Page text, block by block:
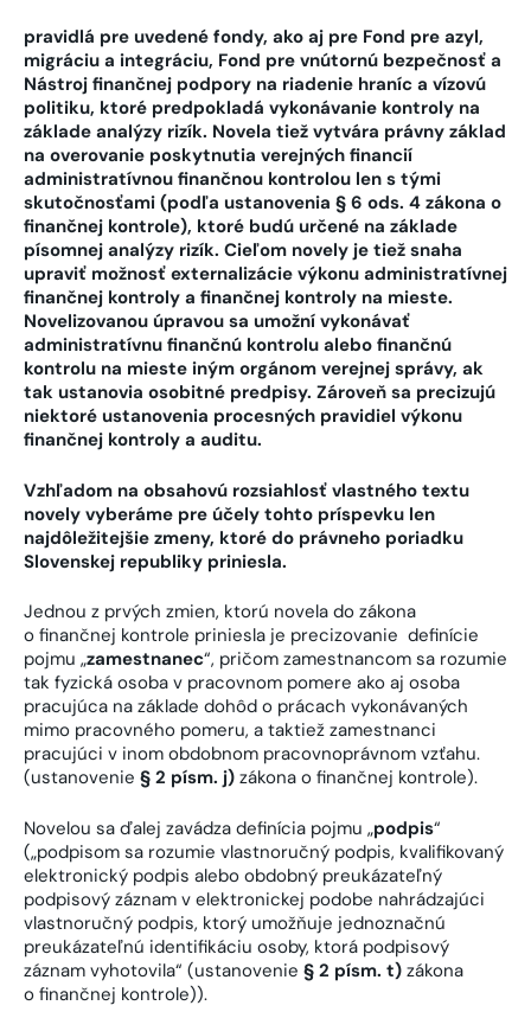
pravidlá pre uvedené fondy, ako aj pre Fond pre azyl,
migráciu a integráciu, Fond pre vnútornú bezpečnosť a
Nástroj finančnej podpory na riadenie hraníc a vízovú
politiku, ktoré predpokladá vykonávanie kontroly na
základe analýzy rizík. Novela tiež vytvára právny základ
na overovanie poskytnutia verejných financií
administratívnou finančnou kontrolou len s tými
skutočnosťami (podľa ustanovenia § 6 ods. 4 zákona o
finančnej kontrole), ktoré budú určené na základe
písomnej analýzy rizík. Cieľom novely je tiež snaha
upraviť možnosť externalizácie výkonu administratívnej
finančnej kontroly a finančnej kontroly na mieste.
Novelizovanou úpravou sa umožní vykonávať
administratívnu finančnú kontrolu alebo finančnú
kontrolu na mieste iným orgánom verejnej správy, ak
tak ustanovia osobitné predpisy. Zároveň sa precizujú
niektoré ustanovenia procesných pravidiel výkonu
finančnej kontroly a auditu.
Vzhľadom na obsahovú rozsiahlosť vlastného textu
novely vyberáme pre účely tohto príspevku len
najdôležitejšie zmeny, ktoré do právneho poriadku
Slovenskej republiky priniesla.
Jednou z prvých zmien, ktorú novela do zákona
o finančnej kontrole priniesla je precizovanie definície
pojmu „zamestnanec“, pričom zamestnancom sa rozumie
tak fyzická osoba v pracovnom pomere ako aj osoba
pracujúca na základe dohôd o prácach vykonávaných
mimo pracovného pomeru, a taktiež zamestnanci
pracujúci v inom obdobnom pracovnoprávnom vzťahu.
(ustanovenie § 2 písm. j) zákona o finančnej kontrole).
Novelou sa ďalej zavádza definícia pojmu „podpis“
(„podpisom sa rozumie vlastnoručný podpis, kvalifikovaný
elektronický podpis alebo obdobný preukázateľný
podpisový záznam v elektronickej podobe nahrádzajúci
vlastnoručný podpis, ktorý umožňuje jednoznačnú
preukázateľnú identifikáciu osoby, ktorá podpisový
záznam vyhotovila“ (ustanovenie § 2 písm. t) zákona
o finančnej kontrole)).